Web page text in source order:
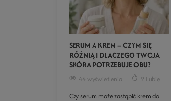
SERUM A KREM – CZYM SIĘ
RÓŻNIĄ I DLACZEGO TWOJA
SKÓRA POTRZEBUJE OBU?
44 wyświetlenia 2 Lubię
Czy serum może zastąpić krem do